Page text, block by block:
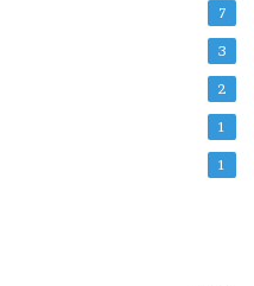
7
3
2
1
1